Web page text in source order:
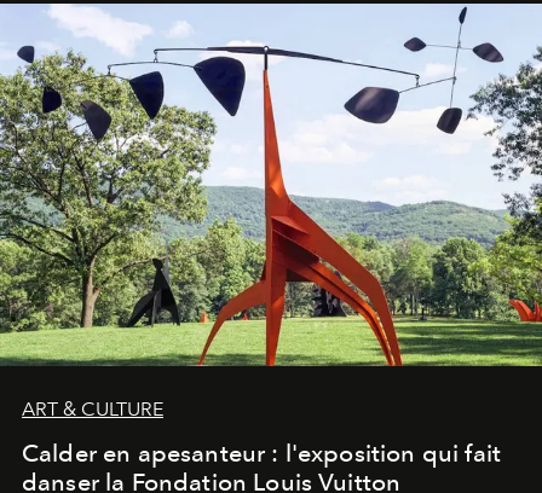
ART & CULTURE
Calder en apesanteur : l'exposition qui fait
danser la Fondation Louis Vuitton